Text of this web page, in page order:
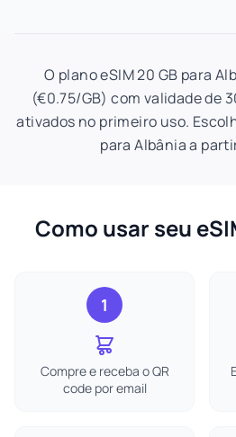
O plano eSIM 20 GB para
(€0.75/GB) com validade de
ativados no primeiro uso.
para Albânia a
Como usar seu
1
Compre e receba o QR
code por email